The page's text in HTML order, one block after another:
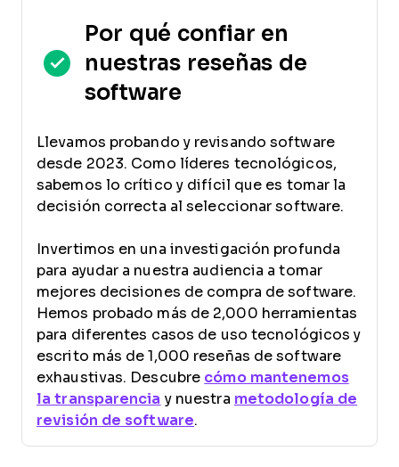
Por qué confiar en
nuestras reseñas de
software
Llevamos probando y revisando software
desde 2023. Como líderes tecnológicos,
sabemos lo crítico y difícil que es tomar la
decisión correcta al seleccionar software.
Invertimos en una investigación profunda
para ayudar a nuestra audiencia a tomar
mejores decisiones de compra de software.
Hemos probado más de 2,000 herramientas
para diferentes casos de uso tecnológicos y
escrito más de 1,000 reseñas de software
exhaustivas. Descubre cómo mantenemos
la transparencia y nuestra metodología de
revisión de software.